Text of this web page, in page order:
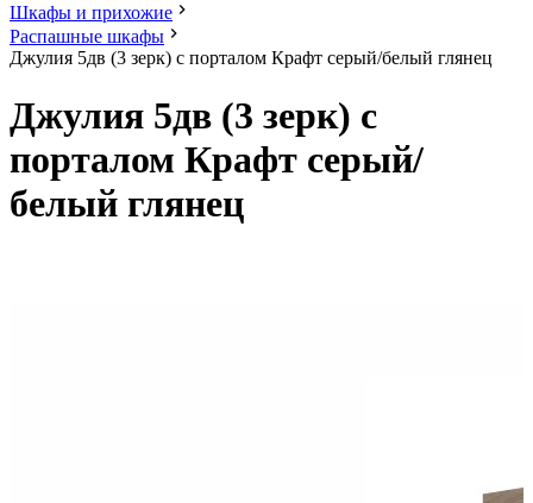
Шкафы и прихожие
Распашные шкафы
Джулия 5дв (3 зерк) с порталом Крафт серый/белый глянец
Джулия 5дв (3 зерк) с
порталом Крафт серый/
белый глянец